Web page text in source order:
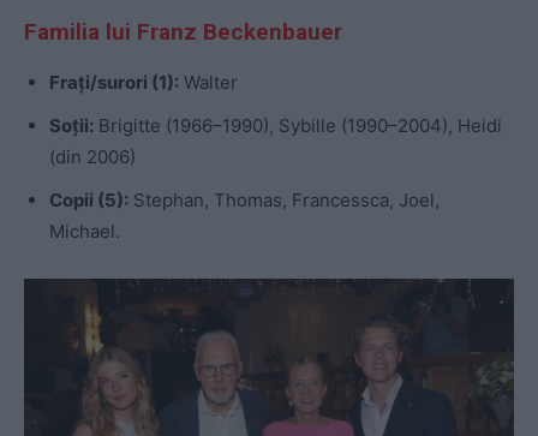
Familia lui Franz Beckenbauer
Frați/surori (1): Walter
Soții: Brigitte (1966–1990), Sybille (1990–2004), Heidi
(din 2006)
Copii (5): Stephan, Thomas, Francessca, Joel,
Michael.